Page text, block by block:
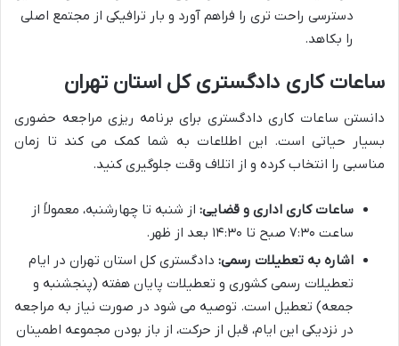
دسترسی راحت تری را فراهم آورد و بار ترافیکی از مجتمع اصلی
را بکاهد.
ساعات کاری دادگستری کل استان تهران
دانستن ساعات کاری دادگستری برای برنامه ریزی مراجعه حضوری
بسیار حیاتی است. این اطلاعات به شما کمک می کند تا زمان
مناسبی را انتخاب کرده و از اتلاف وقت جلوگیری کنید.
ساعات کاری اداری و قضایی: از شنبه تا چهارشنبه، معمولاً از
ساعت ۷:۳۰ صبح تا ۱۴:۳۰ بعد از ظهر.
اشاره به تعطیلات رسمی: دادگستری کل استان تهران در ایام
تعطیلات رسمی کشوری و تعطیلات پایان هفته (پنجشنبه و
جمعه) تعطیل است. توصیه می شود در صورت نیاز به مراجعه
در نزدیکی این ایام، قبل از حرکت، از باز بودن مجموعه اطمینان